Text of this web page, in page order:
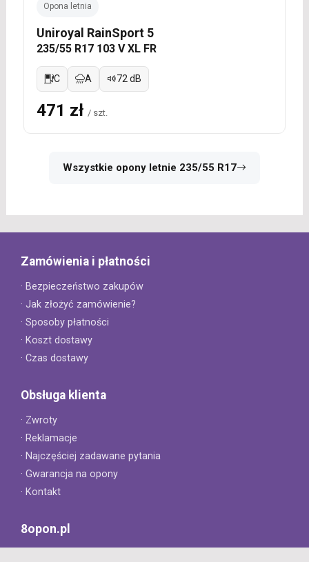
Opona letnia
Uniroyal RainSport 5
235/55 R17 103 V XL FR
C A 72 dB
471 zł / szt.
Wszystkie opony letnie 235/55 R17
Zamówienia i płatności
· Bezpieczeństwo zakupów
· Jak złożyć zamówienie?
· Sposoby płatności
· Koszt dostawy
· Czas dostawy
Obsługa klienta
· Zwroty
· Reklamacje
· Najczęściej zadawane pytania
· Gwarancja na opony
· Kontakt
8opon.pl